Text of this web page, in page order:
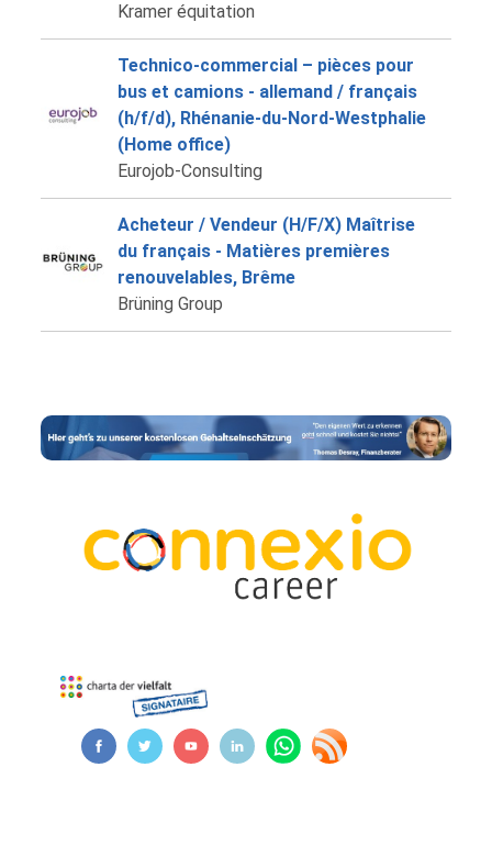
Kramer équitation
Technico-commercial – pièces pour
bus et camions - allemand / français
(h/f/d), Rhénanie-du-Nord-Westphalie
(Home office)
Eurojob-Consulting
Acheteur / Vendeur (H/F/X) Maîtrise
du français - Matières premières
renouvelables, Brême
Brüning Group